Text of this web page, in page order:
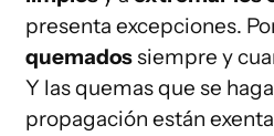
presenta excepciones.
quemadossiempre y
Y las quemas que se
propagación están